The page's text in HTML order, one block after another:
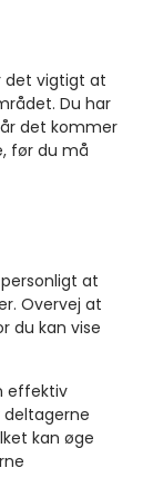
det vigtigt at
Du har
det kommer
før du må
at
Overvej at
du kan vise
effektiv
kan øge